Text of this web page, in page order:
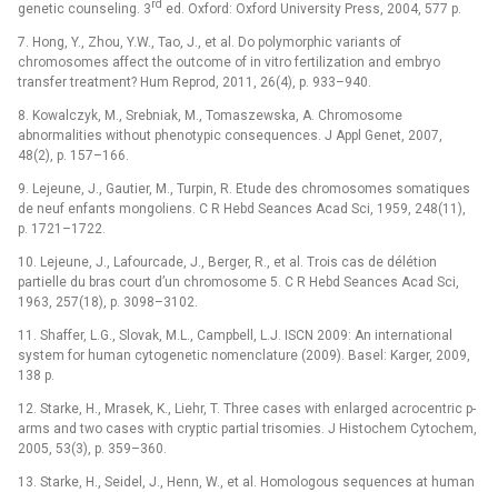
genetic counseling. 3rd ed. Oxford: Oxford University Press, 2004, 577 p.
7. Hong, Y., Zhou, Y.W., Tao, J., et al. Do polymorphic variants of
chromosomes affect the outcome of in vitro fertilization and embryo
transfer treatment? Hum Reprod, 2011, 26(4), p. 933–940.
8. Kowalczyk, M., Srebniak, M., Tomaszewska, A. Chromosome
abnormalities without phenotypic consequences. J Appl Genet, 2007,
48(2), p. 157–166.
9. Lejeune, J., Gautier, M., Turpin, R. Etude des chromosomes somatiques
de neuf enfants mongoliens. C R Hebd Seances Acad Sci, 1959, 248(11),
p. 1721–1722.
10. Lejeune, J., Lafourcade, J., Berger, R., et al. Trois cas de délétion
partielle du bras court d’un chromosome 5. C R Hebd Seances Acad Sci,
1963, 257(18), p. 3098–3102.
11. Shaffer, L.G., Slovak, M.L., Campbell, L.J. ISCN 2009: An international
system for human cytogenetic nomenclature (2009). Basel: Karger, 2009,
138 p.
12. Starke, H., Mrasek, K., Liehr, T. Three cases with enlarged acrocentric p-
arms and two cases with cryptic partial trisomies. J Histochem Cytochem,
2005, 53(3), p. 359–360.
13. Starke, H., Seidel, J., Henn, W., et al. Homologous sequences at human